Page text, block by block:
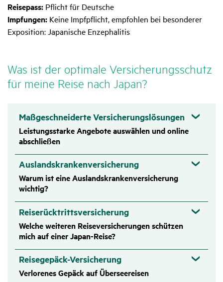
Reisepass: Pflicht für Deutsche
Impfungen: Keine Impfpflicht, empfohlen bei besonderer
Exposition: Japanische Enzephalitis
Was ist der opti­male Versi­che­rungs­schutz
für meine Reise nach Japan?
Maßgeschneiderte Versicherungslösungen
Leistungsstarke Angebote auswählen und online
abschließen
Auslandskrankenversicherung
Warum ist eine Auslandskrankenversicherung
wichtig?
Reiserücktrittsversicherung
Welche weiteren Reiseversicherungen schützen
mich auf einer Japan-Reise?
Reisegepäck-Versicherung
Verlorenes Gepäck auf Überseereisen